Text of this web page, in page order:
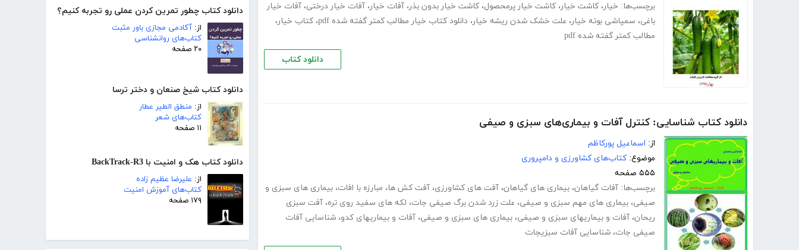
دانلود کتاب چطور تمرین کردن عملی رو تجربه کنیم؟
از: آکادمی مجازی باور مثبت
کتاب‌های روانشناسی
۲۰ صفحه
دانلود کتاب شیخ صنعان و دختر ترسا
از: منطق الطیر عطار
کتاب‌های شعر
۱۱ صفحه
دانلود کتاب هک و امنیت با BackTrack-R3
از: علیرضا عظیم زاده
کتاب‌های آموزش امنیت
۱۷۹ صفحه
برچسب‌ها: خیار، کاشت خیار، کاشت خیار پرمحصول، کاشت خیار بدون بذر، آفات خیار، آفات خیار درختی، آفات خیار
باغی، سمپاشی بوته خیار، علت خشک شدن ریشه خیار، دانلود کتاب خیار مطالب کمتر گفته شده pdf ، کتاب خیار،
مطالب کمتر گفته شده pdf
دانلود کتاب
دانلود کتاب شناسایی: کنترل آفات و بیماری‌های سبزی و صیفی
از: اسماعیل پورکاظم
موضوع: کتاب‌های کشاورزی و دامپروری
۵۵۵ صفحه
برچسب‌ها: آفات گیاهان، بیماری های گیاهان، آفت های کشاورزی، آفت کش ها، مبارزه با افات، بیماری های سبزی و
صیفی، بیماری های مهم سبزی و صیفی، علت زرد شدن برگ صیفی جات، لکه های سفید روی تره، آفت سبزی
ریحان، آفات و بیماریهای سبزی و صیفی، بیماری های سبزی و صیفی، آفات و بیماریهای کدو، شناسایی آفات
صیفی جات، شناسایی آفات سبزیجات